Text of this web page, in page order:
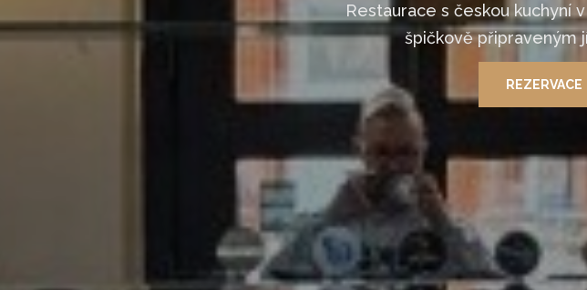
Restaurace s českou kuchyní
špičkově připraveným
REZERVACE